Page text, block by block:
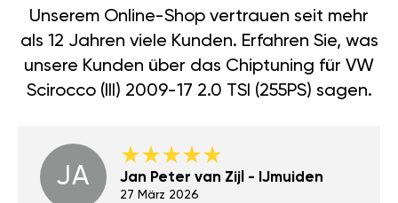
Unserem Online-Shop vertrauen seit mehr
als 12 Jahren viele Kunden. Erfahren Sie, was
unsere Kunden über das Chiptuning für VW
Scirocco (III) 2009-17 2.0 TSI (255PS) sagen.
JA Jan Peter van Zijl - IJmuiden
27 März 2026